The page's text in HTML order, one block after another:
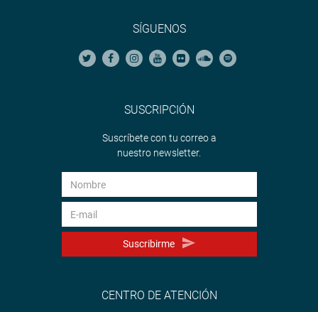
SÍGUENOS
SUSCRIPCIÓN
Suscríbete con tu correo a
nuestro newsletter.
Suscribirme
CENTRO DE ATENCIÓN